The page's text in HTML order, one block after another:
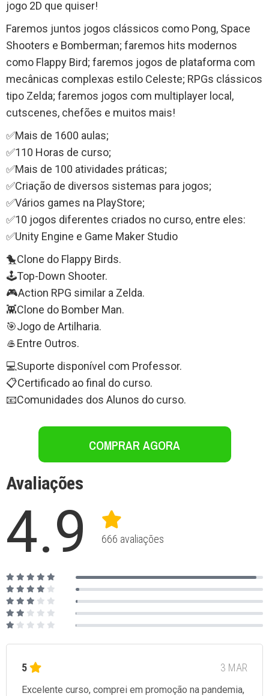
jogo 2D que quiser!
Faremos juntos jogos clássicos como Pong, Space
Shooters e Bomberman; faremos hits modernos
como Flappy Bird; faremos jogos de plataforma com
mecânicas complexas estilo Celeste; RPGs clássicos
tipo Zelda; faremos jogos com multiplayer local,
cutscenes, chefões e muitos mais!
✅Mais de 1600 aulas;
✅110 Horas de curso;
✅Mais de 100 atividades práticas;
✅Criação de diversos sistemas para jogos;
✅Vários games na PlayStore;
✅10 jogos diferentes criados no curso, entre eles:
✅Unity Engine e Game Maker Studio
🐤Clone do Flappy Birds.
🕹️Top-Down Shooter.
🎮Action RPG similar a Zelda.
👾Clone do Bomber Man.
🎯Jogo de Artilharia.
🥌Entre Outros.
💻Suporte disponível com Professor.
📋Certificado ao final do curso.
📧Comunidades dos Alunos do curso.
COMPRAR AGORA
Avaliações
4.9 666 avaliações
5 3 MAR
Excelente curso, comprei em promoção na pandemia,